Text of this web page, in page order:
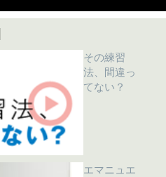
その練習
法、間違っ
てない？
エマニュエ